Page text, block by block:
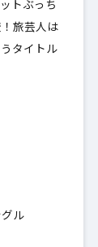
トぶっち
旅芸人は
タイトル
ル